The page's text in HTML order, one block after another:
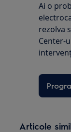
Ai o
rezolva
Center-
Articole